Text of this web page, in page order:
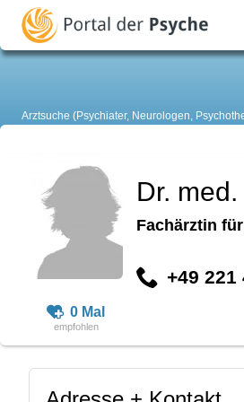
Arztsuche (Psychiater, Neurologen,
0 Mal
Dr.
Fachärztin
+49 221